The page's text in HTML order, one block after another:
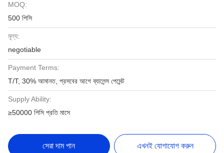
MOQ:
500 পিসি
মূল্য:
negotiable
Payment Terms:
T/T, 30% আমানত, প্রসবের আগে ব্যালেন্স পেমেন্ট
Supply Ability:
≥50000 পিসি প্রতি মাসে
সেরা দাম পান এখনই যোগাযোগ করুন